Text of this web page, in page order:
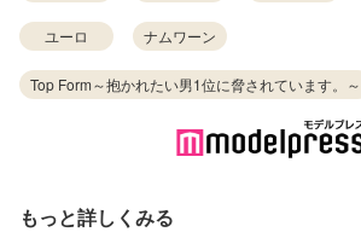
ユーロ ナムワーン
Top Form～抱かれたい男1位に脅されています。～
もっと詳しくみる